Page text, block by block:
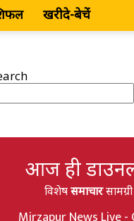
खरीदे-बेचें
आज ही
विशेषसमाचार